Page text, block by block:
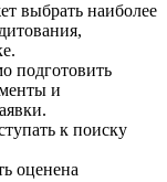
выбрать наиболее
подготовить
и
к поиску
оценена